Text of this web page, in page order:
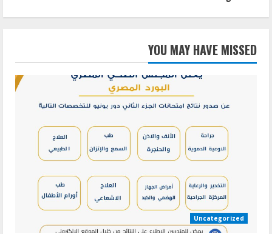
YOU MAY HAVE MISSED
Uncategorized